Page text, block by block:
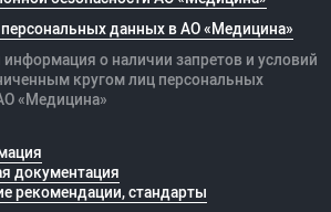
данных в АО «Медицина»
о наличии запретов и условий
кругом лиц персональных
«Медицина»
документация
рекомендации, стандарты